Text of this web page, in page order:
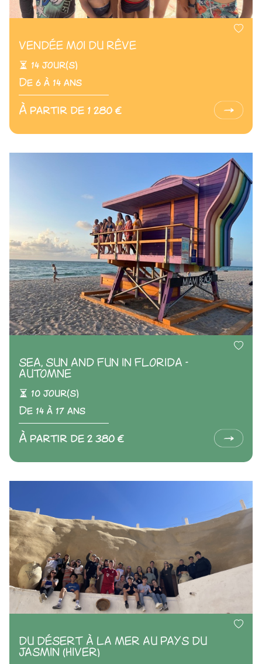
VENDÉE MOI DU RÊVE
14 jour(s)
De 6 à 14 ans
À partir de 1 280 €
SEA, SUN AND FUN IN FLORIDA -
AUTOMNE
10 jour(s)
De 14 à 17 ans
À partir de 2 380 €
DU DÉSERT À LA MER AU PAYS DU
JASMIN (HIVER)